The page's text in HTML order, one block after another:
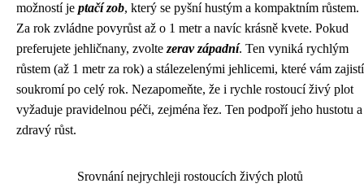
možností je ptačí zob, který se pyšní hustým a kompaktním růstem.
Za rok zvládne povyrůst až o 1 metr a navíc krásně kvete. Pokud
preferujete jehličnany, zvolte zerav západní. Ten vyniká rychlým
růstem (až 1 metr za rok) a stálezelenými jehlicemi, které vám zajistí
soukromí po celý rok. Nezapomeňte, že i rychle rostoucí živý plot
vyžaduje pravidelnou péči, zejména řez. Ten podpoří jeho hustotu a
zdravý růst.
Srovnání nejrychleji rostoucích živých plotů